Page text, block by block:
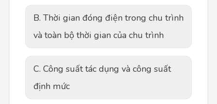
B. Thời gian đóng điện trong chu trình
và toàn bộ thời gian của chu trình
C. Công suất tác dụng và công suất
định mức